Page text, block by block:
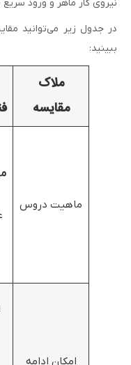
نیروی کار ماهر و ورود سریع
در جدول زیر می‌توانید
ببینید:
ملاک
مقایسه
ماهیت دروس
امکان ادامه